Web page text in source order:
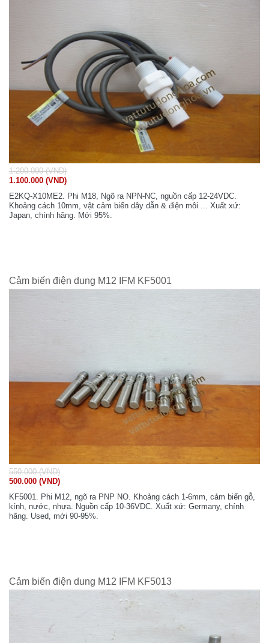
1.200.000 (VND)
1.100.000 (VND)
E2KQ-X10ME2. Phi M18, Ngõ ra NPN-NC, nguồn cấp 12-24VDC.
Khoảng cách 10mm, vật cảm biến dây dẫn & điện môi ... Xuất xứ:
Japan, chính hãng. Mới 95%.
Cảm biến điện dung M12 IFM KF5001
550.000 (VND)
500.000 (VND)
KF5001. Phi M12, ngõ ra PNP NO. Khoảng cách 1-6mm, cảm biến gỗ,
kính, nước, nhựa. Nguồn cấp 10-36VDC. Xuất xứ: Germany, chính
hãng. Used, mới 90-95%.
Cảm biến điện dung M12 IFM KF5013